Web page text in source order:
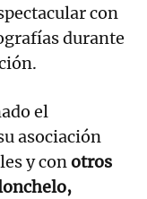
con
durante
el
asociación
y conotros